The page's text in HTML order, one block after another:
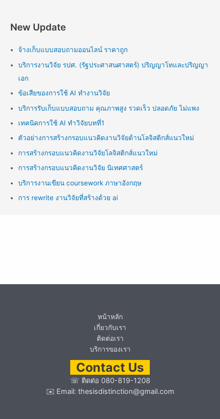
New Update
จ้างเก็บแบบสอบถามออนไลน์ ราคาถูก
บริการงานวิจัย รปศ. (รัฐประศาสนศาสตร์) ปริญญาโทและปริญญา
เอก
ข้อเสียของการใช้ AI ทำงานวิจัย
บริการรับเก็บแบบสอบถาม คุณภาพสูง รวดเร็ว ปลอดภัย ไม่แพง
เทคนิคการใช้ AI ทำวิจัยบทที่1
ตัวอย่างการสร้างกรอบแนวคิดงานวิจัยด้านโลจิสติกส์แนวใหม่
การสร้างกรอบแนวคิดงานวิจัยโลจิสติกส์แนวใหม่
การสร้างกรอบแนวคิดงานวิจัย นิเทศศาสตร์
บริการงานเขียน coursework ภาษาอังกฤษ
การ rewrite งานวิจัยที่สร้างด้วย ai
หน้าหลัก
เกี่ยวกับเรา
ติดต่อเรา
บริการของเรา
Contact Us
☏ ติดต่อ 080-819-1208
✉️ Email: thesisdistinction@gmail.com